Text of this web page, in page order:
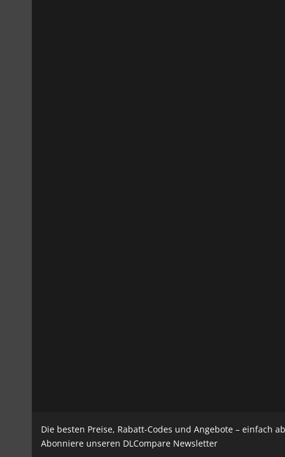
Die besten Preise, Rabatt-Codes und Angebote – einfach
Abonniere unseren DLCompare Newsletter